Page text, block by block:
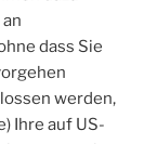
dass Sie
werden,
Ihre auf US-